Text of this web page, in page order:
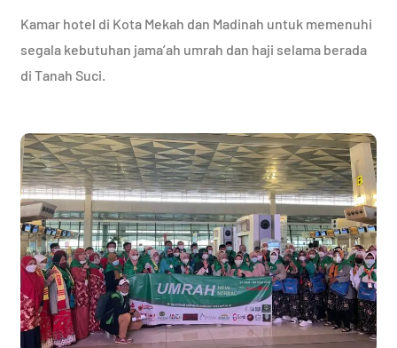
Kamar hotel di Kota Mekah dan Madinah untuk memenuhi
segala kebutuhan jama’ah umrah dan haji selama berada
di Tanah Suci.